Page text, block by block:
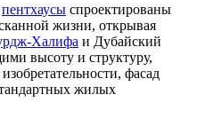
пентхаусы спроектированы
жизни, открывая
Халифа и Дубайский
высоту и структуру,
фасад
жилых